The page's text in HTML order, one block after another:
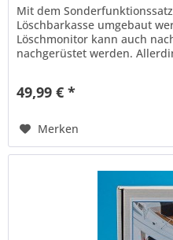
Mit dem
Löschbarkasse umgebaut
Löschmonitor kann auch
nachgerüstet werden.
49,99 € *
Merken